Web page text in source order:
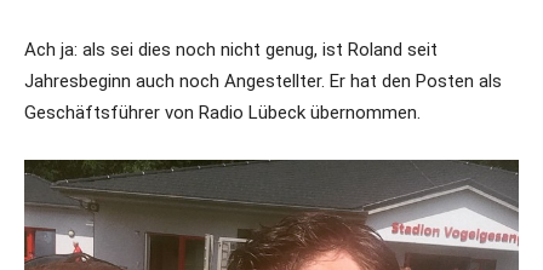
Ach ja: als sei dies noch nicht genug, ist Roland seit
Jahresbeginn auch noch Angestellter. Er hat den Posten als
Geschäftsführer von Radio Lübeck übernommen.